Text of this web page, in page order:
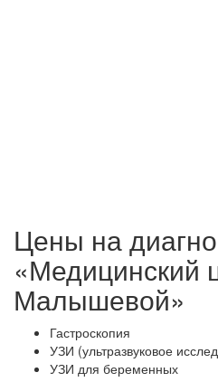
Цены на
«Медицинский
Малышевой»
Гастроскопия
УЗИ (ультразвуковое
УЗИ для беременных